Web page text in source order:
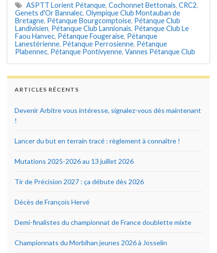
ASPTT Lorient Pétanque, Cochonnet Bettonais, CRC2,
Genets d'Or Bannalec, Olympique Club Montauban de
Bretagne, Pétanque Bourgcomptoise, Pétanque Club
Landivisien, Pétanque Club Lannionais, Pétanque Club Le
Faou Hanvec, Pétanque Fougeraise, Pétanque
Lanestérienne, Pétanque Perrosienne, Pétanque
Plabennec, Pétanque Pontivyenne, Vannes Pétanque Club
ARTICLES RÉCENTS
Devenir Arbitre vous intéresse, signalez-vous dès maintenant
!
Lancer du but en terrain tracé : règlement à connaître !
Mutations 2025-2026 au 13 juillet 2026
Tir de Précision 2027 : ça débute dès 2026
Décès de François Hervé
Demi-finalistes du championnat de France doublette mixte
Championnats du Morbihan jeunes 2026 à Josselin